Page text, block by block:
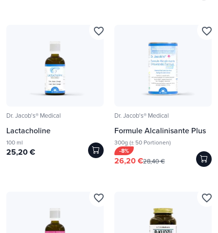
Dr. Jacob's® Medical
Lactacholine
100 ml
25,20 €
favorite_border
Dr. Jacob's® Medical
Formule Alcalinisante Plus
300g (± 50 Portionen)
-8%
26,20 €28,40 €
favorite_border
favorite_border favorite_border